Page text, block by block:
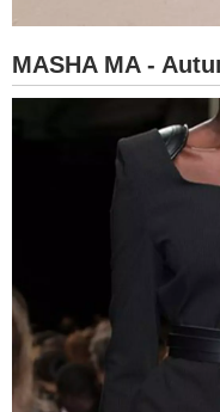
MASHA MA -